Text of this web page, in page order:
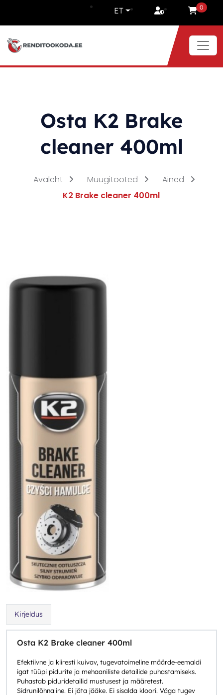
ET 0
Osta K2 Brake
cleaner 400ml
Avaleht Müügitooted
Ained
K2 Brake cleaner 400ml
Kirjeldus
Osta K2 Brake cleaner 400ml
Efektiivne ja kiiresti kuivav, tugevatoimeline määrde-eemaldi
igat tüüpi pidurite ja mehaaniliste detailide puhastamiseks.
Puhastab piduridetailid mustusest ja määretest.
Sidrunilõhnaline. Ei jäta jääke. Ei sisalda kloori. Väga tugev